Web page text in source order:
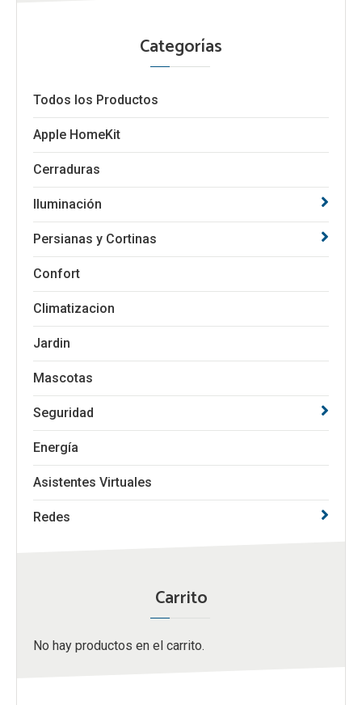
Categorías
Todos los Productos
Apple HomeKit
Cerraduras
Iluminación
Persianas y Cortinas
Confort
Climatizacion
Jardin
Mascotas
Seguridad
Energía
Asistentes Virtuales
Redes
Carrito
No hay productos en el carrito.
de
producto